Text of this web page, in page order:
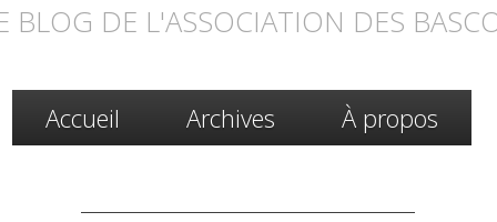
BLOG DE L'ASSOCIATION DES
Accueil Archives À propos